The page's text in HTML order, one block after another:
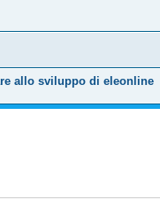
allo sviluppo di eleonline